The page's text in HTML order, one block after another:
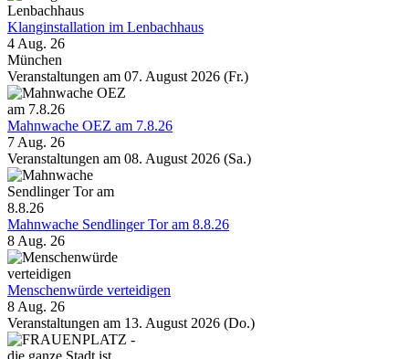
Klanginstallation im Lenbachhaus
4 Aug. 26
München
Veranstaltungen am 07. August 2026 (Fr.)
Mahnwache OEZ am 7.8.26
7 Aug. 26
Veranstaltungen am 08. August 2026 (Sa.)
Mahnwache Sendlinger Tor am 8.8.26
8 Aug. 26
Menschenwürde verteidigen
8 Aug. 26
Veranstaltungen am 13. August 2026 (Do.)